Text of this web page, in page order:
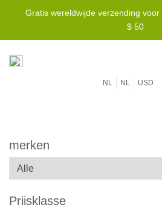
Laagste prijsgarantie -We
Gratis wereldwijde verzending
$ 50
NL NL USD
merken
Prijsklasse